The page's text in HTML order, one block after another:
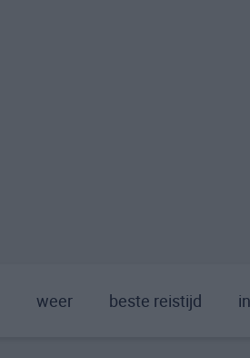
weer beste reistijd